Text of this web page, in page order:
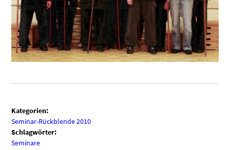
Kategorien:
Seminar-Rückblende 2010
Schlagwörter:
Seminare